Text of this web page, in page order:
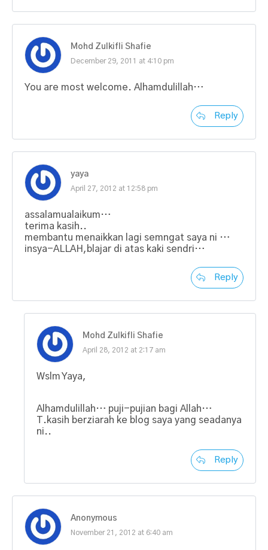
Mohd Zulkifli Shafie
December 29, 2011 at 4:10 pm
You are most welcome. Alhamdulillah…
Reply
yaya
April 27, 2012 at 12:58 pm
assalamualaikum…
terima kasih..
membantu menaikkan lagi semngat saya ni …
insya-ALLAH,blajar di atas kaki sendri…
Reply
Mohd Zulkifli Shafie
April 28, 2012 at 2:17 am
Wslm Yaya,
Alhamdulillah… puji-pujian bagi Allah…
T.kasih berziarah ke blog saya yang seadanya
ni..
Reply
Anonymous
November 21, 2012 at 6:40 am